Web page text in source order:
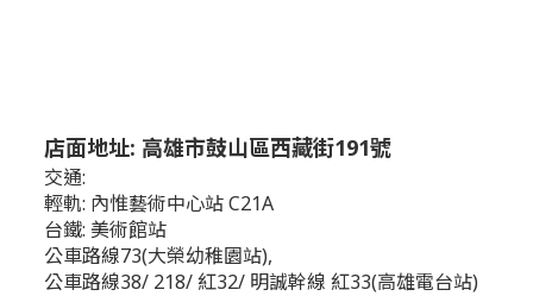
店面地址: 高雄市鼓山區西藏街191號
交通:
輕軌: 內惟藝術中心站 C21A
台鐵: 美術館站
公車路線73(大榮幼稚園站),
公車路線38/ 218/ 紅32/ 明誠幹線 紅33(高雄電台站)